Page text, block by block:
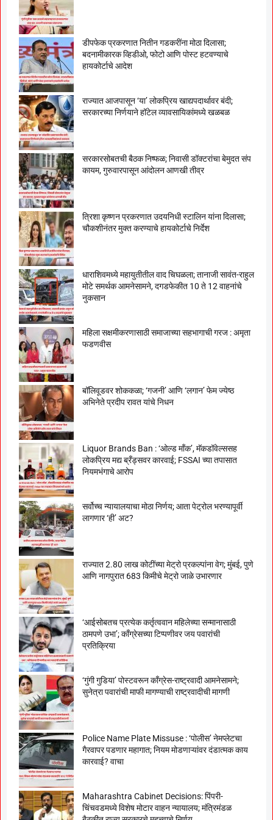
डीपफेक प्रकरणात नितीन गडकरींना मोठा दिलासा;
बदनामीकारक व्हिडीओ, फोटो आणि पोस्ट हटवण्याचे
हायकोर्टाचे आदेश
राज्यात आजपासून ‘या’ लोकप्रिय खाद्यपदार्थावर बंदी;
सरकारच्या निर्णयाने हॉटेल व्यावसायिकांमध्ये खळबळ
सरकारसोबतची बैठक निष्फळ; निवासी डॉक्टरांचा बेमुदत संप
कायम, गुरुवारपासून आंदोलन आणखी तीव्र
त्रिशा कृष्णन प्रकरणात उदयनिधी स्टालिन यांना दिलासा;
चौकशीनंतर मुक्त करण्याचे हायकोर्टाचे निर्देश
धाराशिवमध्ये महायुतीतील वाद चिघळला; तानाजी सावंत-राहुल
मोटे समर्थक आमनेसामने, दगडफेकीत 10 ते 12 वाहनांचे
नुकसान
महिला सक्षमीकरणासाठी समाजाच्या सहभागाची गरज : अमृता
फडणवीस
बॉलिवूडवर शोककळा; ‘गजनी’ आणि ‘लगान’ फेम ज्येष्ठ
अभिनेते प्रदीप रावत यांचे निधन
Liquor Brands Ban : ‘ओल्ड मॉंक’, मॅकडॉवेल्ससह
लोकप्रिय मद्य ब्रँड्सवर कारवाई; FSSAI च्या तपासात
नियमभंगाचे आरोप
सर्वोच्च न्यायालयाचा मोठा निर्णय; आता पेट्रोल भरण्यापूर्वी
लागणार ‘ही’ अट?
राज्यात 2.80 लाख कोटींच्या मेट्रो प्रकल्पांना वेग; मुंबई, पुणे
आणि नागपुरात 683 किमीचे मेट्रो जाळे उभारणार
‘आईसोबतच प्रत्येक कर्तृत्ववान महिलेच्या सन्मानासाठी
ठामपणे उभा’; काँग्रेसच्या टिप्पणीवर जय पवारांची
प्रतिक्रिया
‘गुंगी गुडिया’ पोस्टवरून काँग्रेस-राष्ट्रवादी आमनेसामने;
सुनेत्रा पवारांची माफी मागण्याची राष्ट्रवादीची मागणी
Police Name Plate Missuse : ‘पोलीस’ नेमप्लेटचा
गैरवापर पडणार महागात; नियम मोडणाऱ्यांवर दंडात्मक काय
कारवाई? वाचा
Maharashtra Cabinet Decisions: पिंपरी-
चिंचवडमध्ये विशेष मोटार वाहन न्यायालय; मंत्रिमंडळ